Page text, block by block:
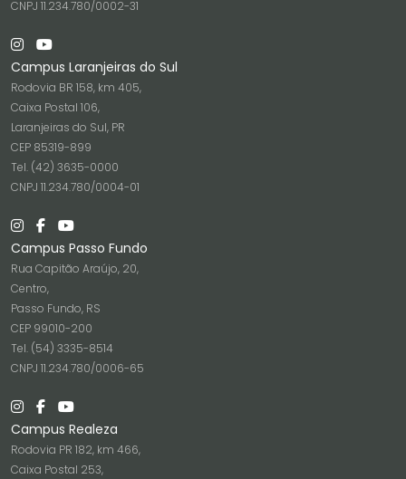
CNPJ 11.234.780/0002-31
Campus Laranjeiras do Sul
Rodovia BR 158, km 405,
Caixa Postal 106,
Laranjeiras do Sul, PR
CEP 85319-899
Tel. (42) 3635-0000
CNPJ 11.234.780/0004-01
Campus Passo Fundo
Rua Capitão Araújo, 20,
Centro,
Passo Fundo, RS
CEP 99010-200
Tel. (54) 3335-8514
CNPJ 11.234.780/0006-65
Campus Realeza
Rodovia PR 182, km 466,
Caixa Postal 253,